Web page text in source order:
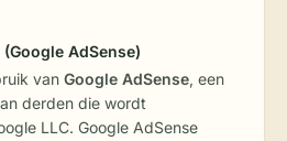
AdSense)
van Google AdSense, een
derden die wordt
LLC. Google AdSense